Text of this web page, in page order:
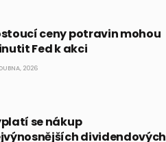
ceny potravin mohou
Fed k akci
2026
se nákup
dividendových